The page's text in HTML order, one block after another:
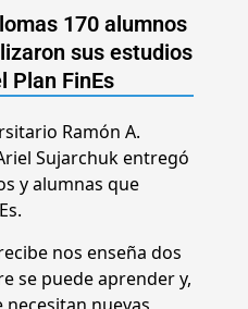
170 alumnos
sus estudios
Plan FinEs
Ramón A.
Sujarchuk entregó
y alumnas que
nos enseña dos
se puede aprender y,
nuevas